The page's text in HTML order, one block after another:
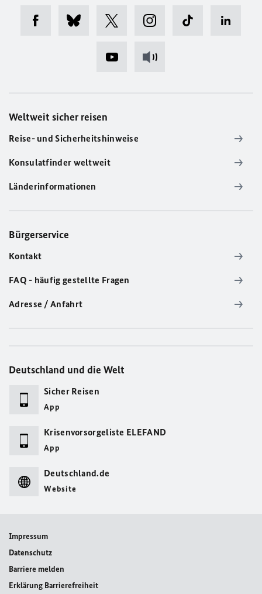
Weltweit sicher reisen
Reise- und Sicherheitshinweise
Konsulatfinder weltweit
Länderinformationen
Bürgerservice
Kontakt
FAQ - häufig gestellte Fragen
Adresse / Anfahrt
Deutschland und die Welt
Sicher Reisen
App
Krisenvorsorgeliste ELEFAND
App
Deutschland.de
Website
Impressum
Datenschutz
Barriere melden
Erklärung Barrierefreiheit